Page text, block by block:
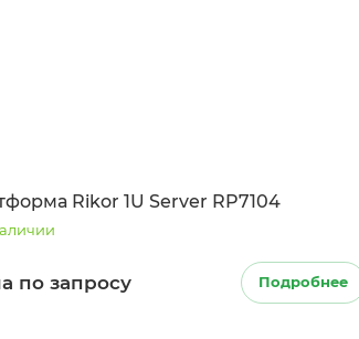
Rikor 1U Server RP7104
по запросу Подробнее